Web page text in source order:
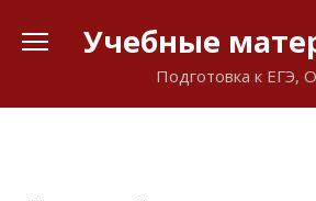
Учебные
Подготовка к ЕГЭ,